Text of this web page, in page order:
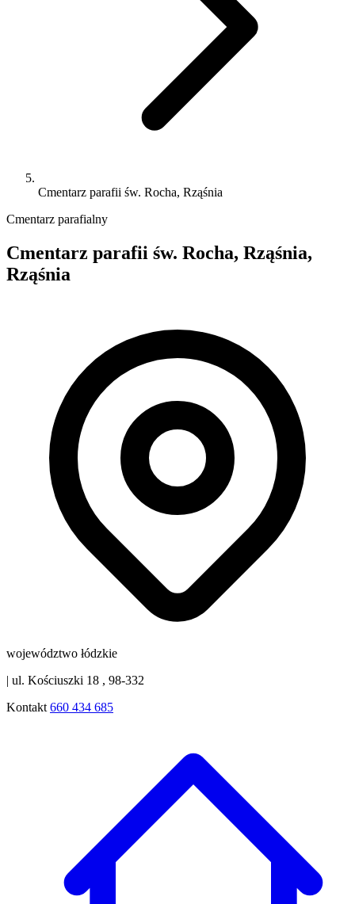
Cmentarz parafii św. Rocha, Rząśnia
Cmentarz parafialny
Cmentarz parafii św. Rocha, Rząśnia,
Rząśnia
województwo łódzkie
| ul. Kościuszki 18 , 98-332
Kontakt 660 434 685